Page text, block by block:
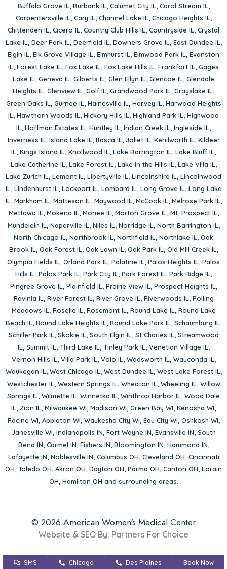
Buffalo Grove IL, Burbank IL, Calumet City IL, Carol Stream IL,
Carpentersville IL, Cary IL, Channel Lake IL, Chicago Heights IL,
Chittenden IL, Cicero IL, Country Club Hills IL, Countryside IL, Crystal
Lake IL, Deer Park IL, Deerfield IL, Downers Grove IL, East Dundee IL,
Elgin IL, Elk Grove Village IL, Elmhurst IL, Elmwood Park IL, Evanston
IL, Forest Lake IL, Fox Lake IL, Fox Lake Hills IL, Frankfort IL, Gages
Lake IL, Geneva IL, Gilberts IL, Glen Ellyn IL, Glencoe IL, Glendale
Heights IL, Glenview IL, Golf IL, Grandwood Park IL, Grayslake IL,
Green Oaks IL, Gurnee IL, Hainesville IL, Harvey IL, Harwood Heights
IL, Hawthorn Woods IL, Hickory Hills IL, Highland Park IL, Highwood
IL, Hoffman Estates IL, Huntley IL, Indian Creek IL, Ingleside IL,
Inverness IL, Island Lake IL, Itasca IL, Joliet IL, Kenilworth IL, Kildeer
IL, Kings Island IL, Knollwood IL, Lake Barrington IL, Lake Bluff IL,
Lake Catherine IL, Lake Forest IL, Lake in the Hills IL, Lake Villa IL,
Lake Zurich IL, Lemont IL, Libertyville IL, Lincolnshire IL, Lincolnwood
IL, Lindenhurst IL, Lockport IL, Lombard IL, Long Grove IL, Long Lake
IL, Markham IL, Matteson IL, Maywood IL, McCook IL, Melrose Park IL,
Mettawa IL, Mokena IL, Monee IL, Morton Grove IL, Mt. Prospect IL,
Mundelein IL, Naperville IL, Niles IL, Norridge IL, North Barrington IL,
North Chicago IL, Northbrook IL, Northfield IL, Northlake IL, Oak
Brook IL, Oak Forest IL, Oak Lawn IL, Oak Park IL, Old Mill Creek IL,
Olympia Fields IL, Orland Park IL, Palatine IL, Palos Heights IL, Palos
Hills IL, Palos Park IL, Park City IL, Park Forest IL, Park Ridge IL,
Pingree Grove IL, Plainfield IL, Prairie View IL, Prospect Heights IL,
Ravinia IL, River Forest IL, River Grove IL, Riverwoods IL, Rolling
Meadows IL, Roselle IL, Rosemont IL, Round Lake IL, Round Lake
Beach IL, Round Lake Heights IL, Round Lake Park IL, Schaumburg IL,
Schiller Park IL, Skokie IL, South Elgin IL, St Charles IL, Streamwood
IL, Summit IL, Third Lake IL, Tinley Park IL, Venetian Village IL,
Vernon Hills IL, Villa Park IL, Volo IL, Wadsworth IL, Wauconda IL,
Waukegan IL, West Chicago IL, West Dundee IL, West Lake Forest IL,
Westchester IL, Western Springs IL, Wheaton IL, Wheeling IL, Willow
Springs IL, Wilmette IL, Winnetka IL, Winthrop Harbor IL, Wood Dale
IL, Zion IL, Milwaukee WI, Madison WI, Green Bay WI, Kenosha WI,
Racine WI, Appleton WI, Waukesha City WI, Eau City WI, Oshkosh WI,
Janesville WI, Indianapolis IN, Fort Wayne IN, Evansville IN, South
Bend IN, Carmel IN, Fishers IN, Bloomington IN, Hammond IN,
Lafayette IN, Noblesville IN, Columbus OH, Cleveland OH, Cincinnati
OH, Toledo OH, Akron OH, Dayton OH, Parma OH, Canton OH, Lorain
OH, Hamilton OH and surrounding areas.
© 2026 American Women's Medical Center
Website & SEO By: Partners For Choice
SMS Chicago Des Plaines Book Now